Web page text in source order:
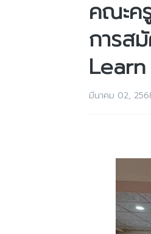
คณะค
การส
Learn
มีนาคม 02,